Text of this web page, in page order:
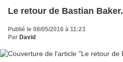
Le retour de Bastian Baker.
Publié le 08/05/2016 à 11:23
Par David